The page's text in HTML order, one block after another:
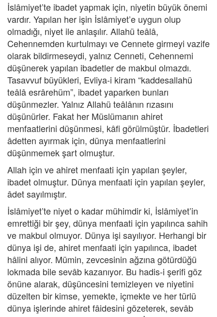
İslâmiyet’te ibadet yapmak için, niyetin büyük önemi
vardır. Yapılan her işin İslâmiyet’e uygun olup
olmadığı, niyet ile anlaşılır. Allahü teâlâ,
Cehennemden kurtulmayı ve Cennete girmeyi vazife
olarak bildirmeseydi, yalnız Cenneti, Cehennemi
düşünerek yapılan ibadetler de makbul olmazdı.
Tasavvuf büyükleri, Evliya-i kiram “kaddesallahü
teâlâ esrârehüm”, ibadet yaparken bunları
düşünmezler. Yalnız Allahü teâlânın rızasını
düşünürler. Fakat her Müslümanın ahiret
menfaatlerini düşünmesi, kâfi görülmüştür. İbadetleri
âdetten ayırmak için, dünya menfaatlerini
düşünmemek şart olmuştur.
Allah için ve ahiret menfaati için yapılan şeyler,
ibadet olmuştur. Dünya menfaati için yapılan şeyler,
âdet sayılmıştır.
İslâmiyet’te niyet o kadar mühimdir ki, İslâmiyet’in
emrettiği bir şey, dünya menfaati için yapılınca sahih
ve makbul olmuyor. Dünya işi sayılıyor. Herhangi bir
dünya işi de, ahiret menfaati için yapılınca, ibadet
hâlini alıyor. Mümin, zevcesinin ağzına götürdüğü
lokmada bile sevâb kazanıyor. Bu hadis-i şerifi göz
önüne alarak, düşüncesini temizleyen ve niyetini
düzelten bir kimse, yemekte, içmekte ve her türlü
dünya işlerinde ahiret fâidesini gözeterek, sevâb